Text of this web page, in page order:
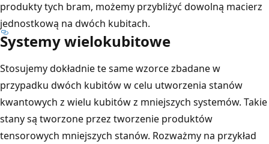
produkty tych bram, możemy przybliżyć dowolną macierz
jednostkową na dwóch kubitach.
Systemy wielokubitowe
Stosujemy dokładnie te same wzorce zbadane w
przypadku dwóch kubitów w celu utworzenia stanów
kwantowych z wielu kubitów z mniejszych systemów. Takie
stany są tworzone przez tworzenie produktów
tensorowych mniejszych stanów. Rozważmy na przykład